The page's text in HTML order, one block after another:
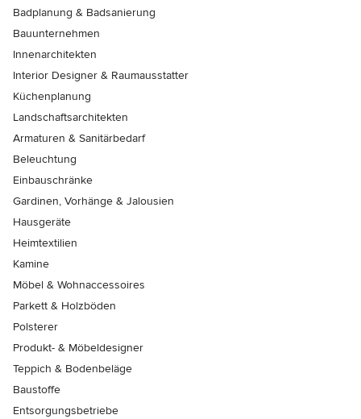
Badplanung & Badsanierung
Bauunternehmen
Innenarchitekten
Interior Designer & Raumausstatter
Küchenplanung
Landschaftsarchitekten
Armaturen & Sanitärbedarf
Beleuchtung
Einbauschränke
Gardinen, Vorhänge & Jalousien
Hausgeräte
Heimtextilien
Kamine
Möbel & Wohnaccessoires
Parkett & Holzböden
Polsterer
Produkt- & Möbeldesigner
Teppich & Bodenbeläge
Baustoffe
Entsorgungsbetriebe